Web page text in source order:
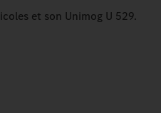
et son Unimog U 529.